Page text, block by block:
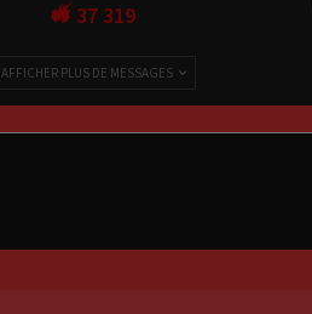
37 319
AFFICHER PLUS DE MESSAGES